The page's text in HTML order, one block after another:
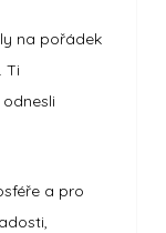
na pořádek
Ti
a pro